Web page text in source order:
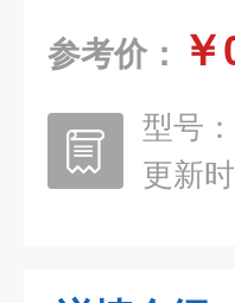
参考价：
型号：
更新时